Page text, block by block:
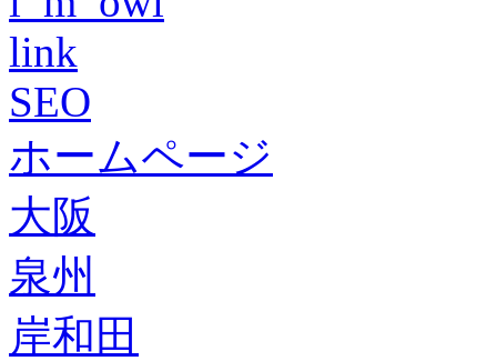
link
SEO
ホームページ
大阪
泉州
岸和田